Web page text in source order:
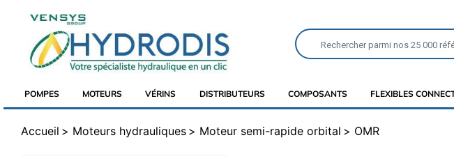
POMPES MOTEURS VÉRINS DISTRIBUTEURS COMPOSANTS FLEXIBLES
Accueil Moteurs hydrauliques Moteur semi-rapide orbital OMR